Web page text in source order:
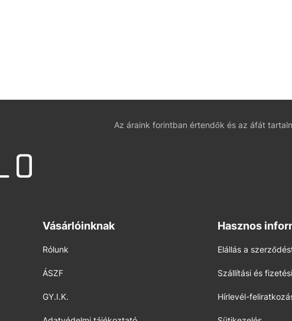
Az áraink forintban értendők és az áfát
Vásárlóinknak
Rólunk
ÁSZF
GY.I.K.
Hasznos
Elállás a
Szállítási és
Hírlevél-